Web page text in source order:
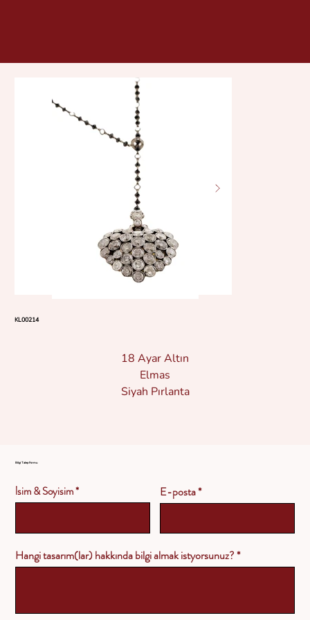
KL00214
18 Ayar Altın
Elmas
Siyah Pırlanta
Bilgi Talep Formu
İsim & Soyisim E-posta
Hangi tasarım(lar) hakkında bilgi almak istyorsunuz?